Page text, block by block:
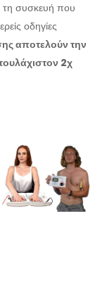
τη συσκευή που
οδηγίες
αποτελούν την
2χ